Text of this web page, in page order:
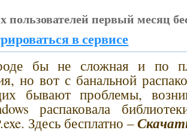
пользователей первый месяц
в сервисе
бы не сложная и по
но вот с банальной
бывают проблемы,
распаковала
Здесь бесплатно –